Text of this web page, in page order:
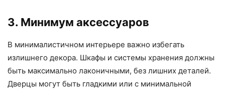
3. Минимум аксессуаров
В минималистичном интерьере важно избегать
излишнего декора. Шкафы и системы хранения должны
быть максимально лаконичными, без лишних деталей.
Дверцы могут быть гладкими или с минимальной